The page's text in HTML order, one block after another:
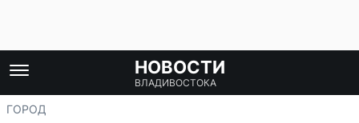
НОВОСТИ
ВЛАДИВОСТОКА
ГОРОД